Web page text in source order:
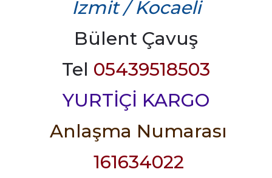
İzmit / Kocaeli
Bülent Çavuş
Tel 05439518503
YURTİÇİ KARGO
Anlaşma Numarası
161634022